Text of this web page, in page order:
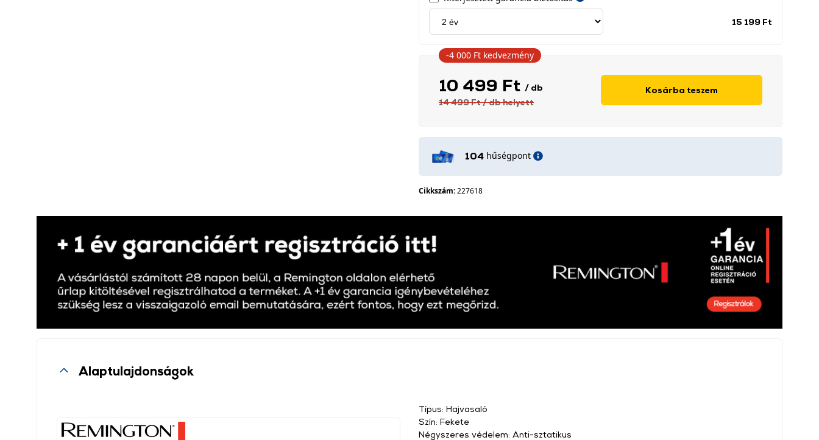
időszak
15 199 Ft
10 499 Ft / db
14 499 Ft/ dbhelyett
Kosárba teszem
-4 000 Ft kedvezmény
104 hűségpont
Cikkszám:227618
Alaptulajdonságok
Típus: Hajvasaló
Szín: Fekete
Négyszeres védelem: Anti-sztatikus